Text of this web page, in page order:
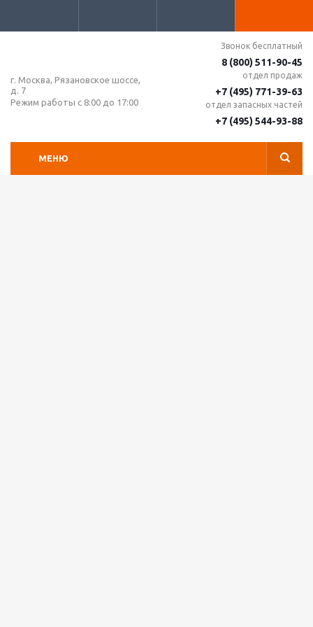
г. Москва, Рязановское шоссе,
д. 7
Режим работы с 8:00 до 17:00
Звонок бесплатный
8 (800) 511-90-45
отдел продаж
+7 (495) 771-39-63
отдел запасных частей
+7 (495) 544-93-88
МЕНЮ